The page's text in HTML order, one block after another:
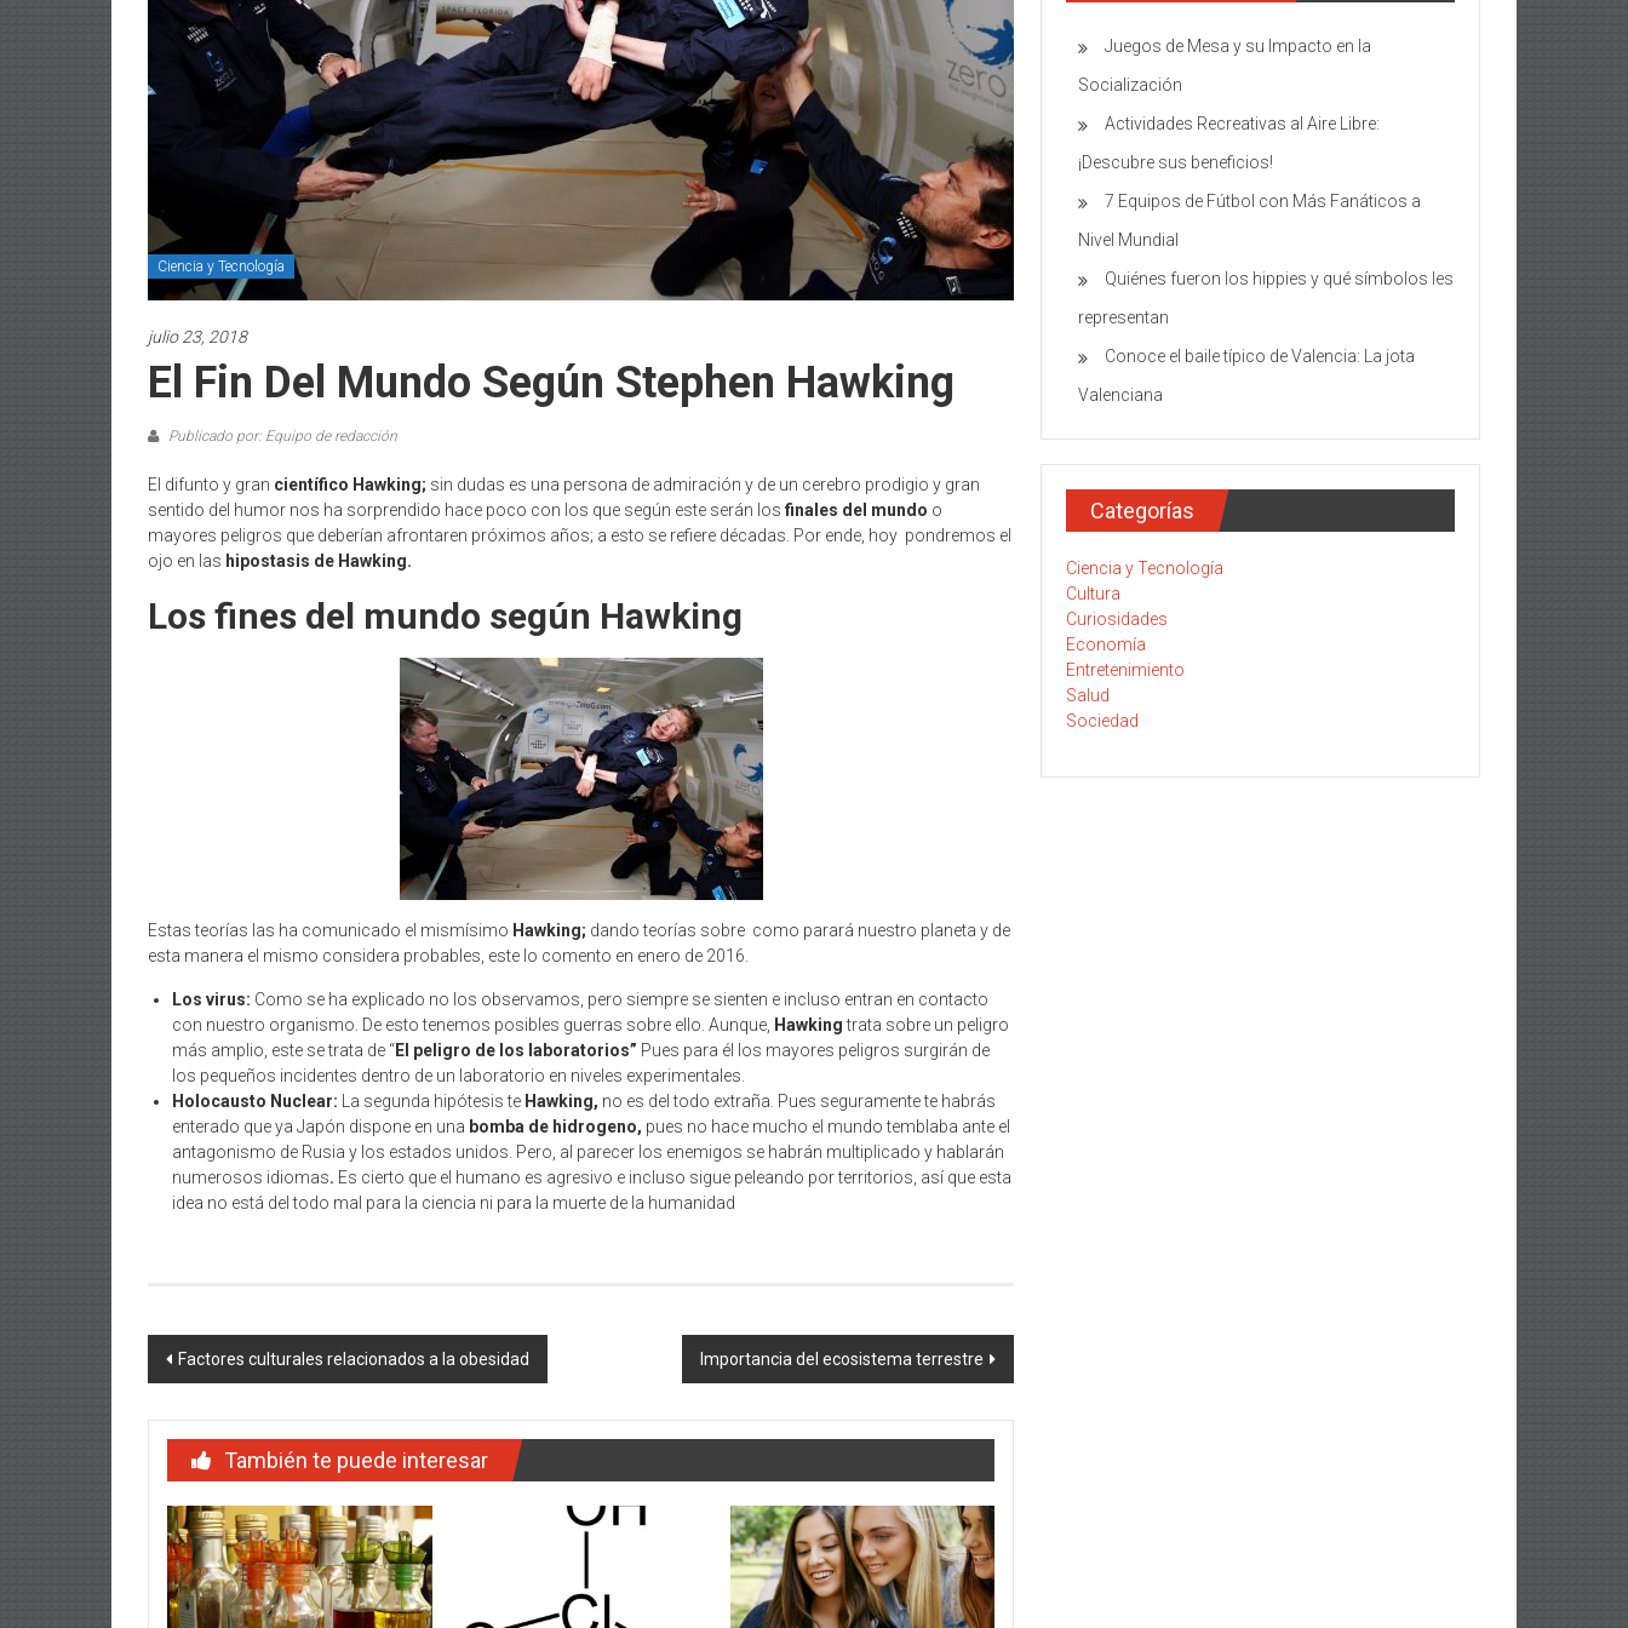
Ciencia y Tecnología
julio 23, 2018
El Fin Del Mundo Según Stephen Hawking
Publicado por: Equipo de redacción
El difunto y gran científico Hawking; sin dudas es una persona de admiración y de un cerebro prodigio y gran
sentido del humor nos ha sorprendido hace poco con los que según este serán los finales del mundo o
mayores peligros que deberían afrontaren próximos años; a esto se refiere décadas. Por ende, hoy pondremos el
ojo en las hipostasis de Hawking.
Los fines del mundo según Hawking
Estas teorías las ha comunicado el mismísimo Hawking; dando teorías sobre como parará nuestro planeta y de
esta manera el mismo considera probables, este lo comento en enero de 2016.
Los virus: Como se ha explicado no los observamos, pero siempre se sienten e incluso entran en contacto
con nuestro organismo. De esto tenemos posibles guerras sobre ello. Aunque, Hawkingtrata sobre un peligro
más amplio, este se trata de “El peligro de los laboratorios” Pues para él los mayores peligros surgirán de
los pequeños incidentes dentro de un laboratorio en niveles experimentales.
Holocausto Nuclear: La segunda hipótesis te Hawking, no es del todo extraña. Pues seguramente te habrás
enterado que ya Japón dispone en una bomba de hidrogeno, pues no hace mucho el mundo temblaba ante el
antagonismo de Rusia y los estados unidos. Pero, al parecer los enemigos se habrán multiplicado y hablarán
numerosos idiomas. Es cierto que el humano es agresivo e incluso sigue peleando por territorios, así que esta
idea no está del todo mal para la ciencia ni para la muerte de la humanidad
Navegación
entradas
Factores culturales relacionados a la obesidad Importancia del ecosistema terrestre
También te puede interesar
Juegos de Mesa y su Impacto en la
Socialización
Actividades Recreativas al Aire Libre:
¡Descubre sus beneficios!
7 Equipos de Fútbol con Más Fanáticos a
Nivel Mundial
Quiénes fueron los hippies y qué símbolos les
representan
Conoce el baile típico de Valencia: La jota
Valenciana
Categorías
Ciencia y Tecnología
Cultura
Curiosidades
Economía
Entretenimiento
Salud
Sociedad